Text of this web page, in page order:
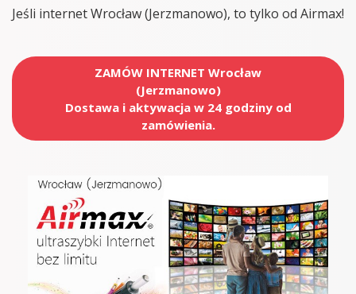
Jeśli internet Wrocław (Jerzmanowo), to tylko od Airmax!
ZAMÓW INTERNET Wrocław
(Jerzmanowo)
Dostawa i aktywacja w 24 godziny od
zamówienia.